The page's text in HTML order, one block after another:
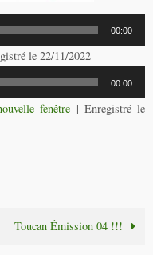
00:00
le 22/11/2022
00:00
fenêtre | Enregistré le
Toucan Émission 04 !!!